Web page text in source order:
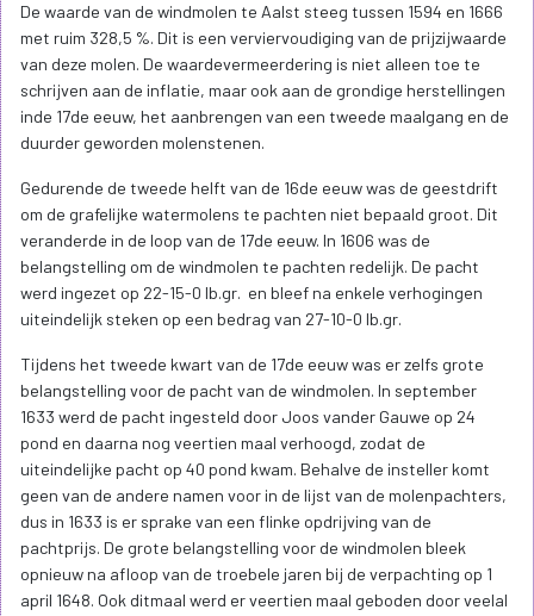
De waarde van de windmolen te Aalst steeg tussen 1594 en 1666
met ruim 328,5 %. Dit is een verviervoudiging van de prijzijwaarde
van deze molen. De waardevermeerdering is niet alleen toe te
schrijven aan de inflatie, maar ook aan de grondige herstellingen
inde 17de eeuw, het aanbrengen van een tweede maalgang en de
duurder geworden molenstenen.
Gedurende de tweede helft van de 16de eeuw was de geestdrift
om de grafelijke watermolens te pachten niet bepaald groot. Dit
veranderde in de loop van de 17de eeuw. In 1606 was de
belangstelling om de windmolen te pachten redelijk. De pacht
werd ingezet op 22-15-0 lb.gr. en bleef na enkele verhogingen
uiteindelijk steken op een bedrag van 27-10-0 lb.gr.
Tijdens het tweede kwart van de 17de eeuw was er zelfs grote
belangstelling voor de pacht van de windmolen. In september
1633 werd de pacht ingesteld door Joos vander Gauwe op 24
pond en daarna nog veertien maal verhoogd, zodat de
uiteindelijke pacht op 40 pond kwam. Behalve de insteller komt
geen van de andere namen voor in de lijst van de molenpachters,
dus in 1633 is er sprake van een flinke opdrijving van de
pachtprijs. De grote belangstelling voor de windmolen bleek
opnieuw na afloop van de troebele jaren bij de verpachting op 1
april 1648. Ook ditmaal werd er veertien maal geboden door veelal